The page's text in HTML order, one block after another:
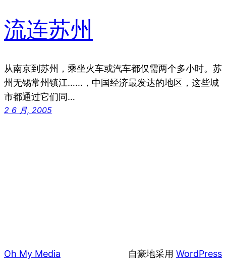
流连苏州
从南京到苏州，乘坐火车或汽车都仅需两个多小时。苏
州无锡常州镇江……，中国经济最发达的地区，这些城
市都通过它们同…
2 6 月, 2005
Oh My Media 自豪地采用 WordPress